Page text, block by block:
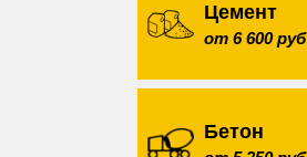
Цемент
от 6 600 руб
Бетон